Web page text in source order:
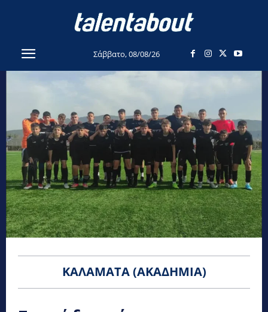
Σάββατο, 08/08/26
ΚΑΛΑΜΆΤΑ (ΑΚΑΔΗΜΊΑ)